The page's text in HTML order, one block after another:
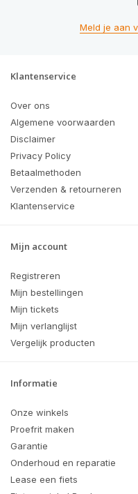
Meld je aan
Klantenservice
Over ons
Algemene voorwaarden
Disclaimer
Privacy Policy
Betaalmethoden
Verzenden & retourneren
Klantenservice
Mijn account
Registreren
Mijn bestellingen
Mijn tickets
Mijn verlanglijst
Vergelijk producten
Informatie
Onze winkels
Proefrit maken
Garantie
Onderhoud en reparatie
Lease een fiets